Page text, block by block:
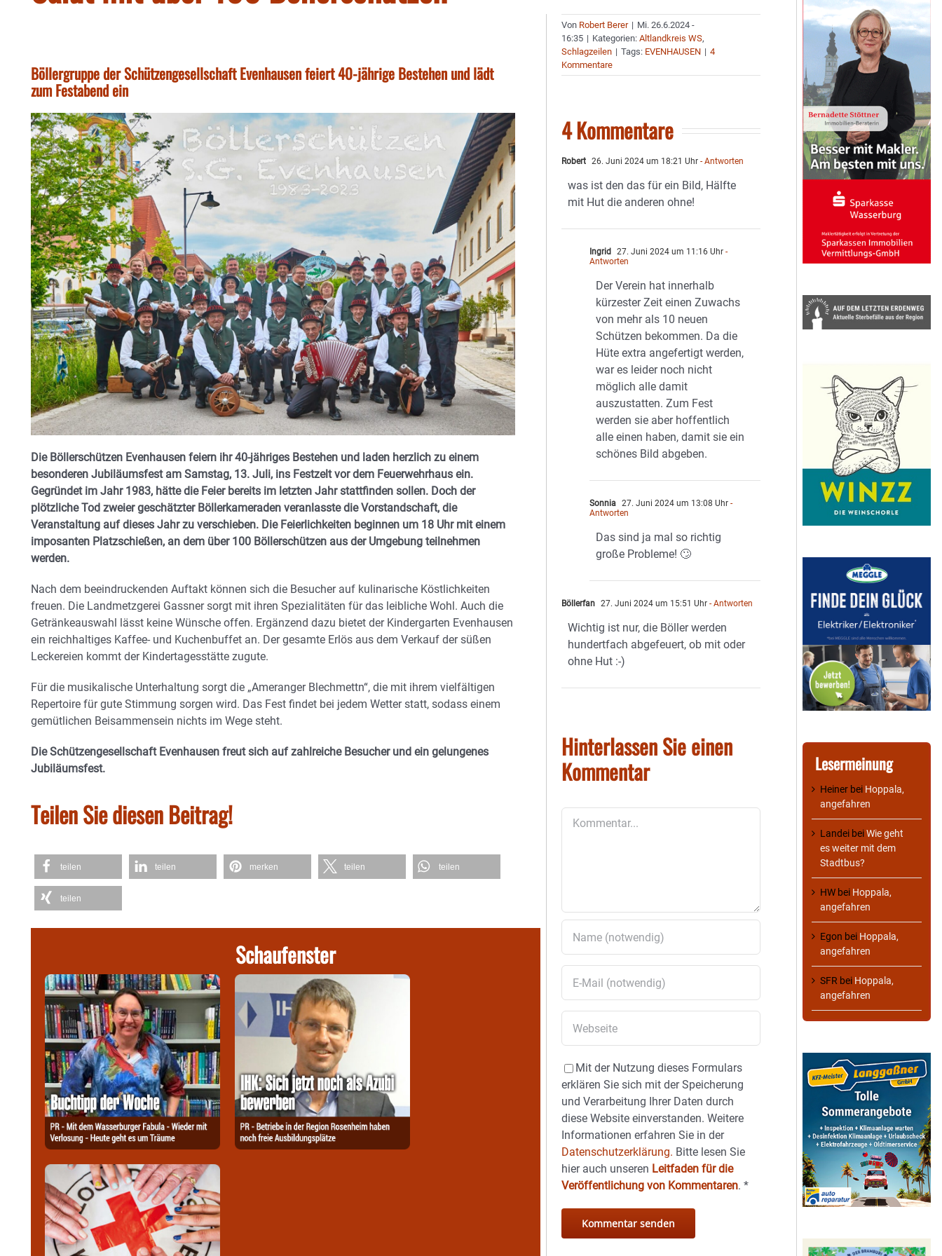
Böllergruppe der Schützengesellschaft Evenhausen feiert 40-jährige Bestehen und lädt
zum Festabend ein
Die Böllerschützen Evenhausen feiern ihr 40-jähriges Bestehen und laden herzlich zu einem
besonderen Jubiläumsfest am Samstag, 13. Juli, ins Festzelt vor dem Feuerwehrhaus ein.
Gegründet im Jahr 1983, hätte die Feier bereits im letzten Jahr stattfinden sollen. Doch der
plötzliche Tod zweier geschätzter Böllerkameraden veranlasste die Vorstandschaft, die
Veranstaltung auf dieses Jahr zu verschieben. Die Feierlichkeiten beginnen um 18 Uhr mit einem
imposanten Platzschießen, an dem über 100 Böllerschützen aus der Umgebung teilnehmen
werden.
Nach dem beeindruckenden Auftakt können sich die Besucher auf kulinarische Köstlichkeiten
freuen. Die Landmetzgerei Gassner sorgt mit ihren Spezialitäten für das leibliche Wohl. Auch die
Getränkeauswahl lässt keine Wünsche offen. Ergänzend dazu bietet der Kindergarten Evenhausen
ein reichhaltiges Kaffee- und Kuchenbuffet an. Der gesamte Erlös aus dem Verkauf der süßen
Leckereien kommt der Kindertagesstätte zugute.
Für die musikalische Unterhaltung sorgt die „Ameranger Blechmettn“, die mit ihrem vielfältigen
Repertoire für gute Stimmung sorgen wird. Das Fest findet bei jedem Wetter statt, sodass einem
gemütlichen Beisammensein nichts im Wege steht.
Die Schützengesellschaft Evenhausen freut sich auf zahlreiche Besucher und ein gelungenes
Jubiläumsfest.
Teilen Sie diesen Beitrag!
teilen teilen merken teilen teilen
teilen
Schaufenster
Von Robert Berer | Mi. 26.6.2024 -
16:35 | Kategorien:Altlandkreis WS,
Schlagzeilen | Tags: EVENHAUSEN | 4
Kommentare
4 Kommentare
Robert 26. Juni 2024 um 18:21 Uhr - Antworten
was ist den das für ein Bild, Hälfte
mit Hut die anderen ohne!
Ingrid 27. Juni 2024 um 11:16 Uhr -
Antworten
Der Verein hat innerhalb
kürzester Zeit einen Zuwachs
von mehr als 10 neuen
Schützen bekommen. Da die
Hüte extra angefertigt werden,
war es leider noch nicht
möglich alle damit
auszustatten. Zum Fest
werden sie aber hoffentlich
alle einen haben, damit sie ein
schönes Bild abgeben.
Sonnia 27. Juni 2024 um 13:08 Uhr -
Antworten
Das sind ja mal so richtig
große Probleme! 🙄
Böllerfan 27. Juni 2024 um 15:51 Uhr - Antworten
Wichtig ist nur, die Böller werden
hundertfach abgefeuert, ob mit oder
ohne Hut :-)
Hinterlassen Sie einen
Kommentar
Mit der Nutzung dieses Formulars
erklären Sie sich mit der Speicherung
und Verarbeitung Ihrer Daten durch
diese Website einverstanden. Weitere
Informationen erfahren Sie in der
Datenschutzerklärung. Bitte lesen Sie
hier auch unseren Leitfaden für die
Veröffentlichung von Kommentaren.*
Lesermeinung
Heiner bei Hoppala,
angefahren
Landei beiWie geht
es weiter mit dem
Stadtbus?
HW bei Hoppala,
angefahren
Egon bei Hoppala,
angefahren
SFR bei Hoppala,
angefahren